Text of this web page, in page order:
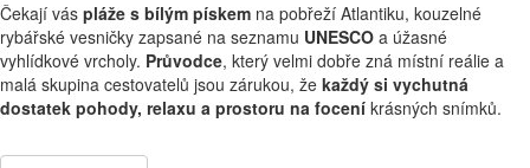
Čekají vás pláže s bílým pískem na pobřeží Atlantiku, kouzelné
rybářské vesničky zapsané na seznamu UNESCO a úžasné
vyhlídkové vrcholy. Průvodce, který velmi dobře zná místní reálie a
malá skupina cestovatelů jsou zárukou, že každý si vychutná
dostatek pohody, relaxu a prostoru na focení krásných snímků.